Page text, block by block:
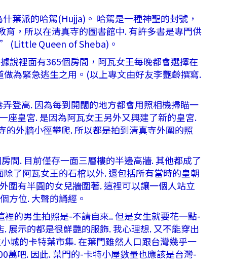
派的哈駕(Hujja)。 哈駕是一種神聖的封號，
，所以在清真寺的圖書館中. 有許多書是專門供
(Little Queen of Sheba)。
裡面有365個房間，阿瓦女王每晚都會選擇在
為緊急逃生之用。(以上專文由好友李艷齡撰寫.
登高. 因為每到開闊的地方都會用照相機掃瞄一
座皇宮. 是因為阿瓦女王另外又興建了新的皇宮.
的外牆小徑攀爬. 所以都是拍到清真寺外圍的照
. 目前僅存一面三層樓的半邊高牆. 其他都成了
了阿瓦女王的石棺以外. 還包括所有當時的皇朝
圍有半圓的女兒牆圍著. 這裡可以讓一個人站立
方位. 大聲的誦經。
的男生拍照是-不請自來.. 但是女生就要花一點-
展示的都是很鮮艷的服飾. 我心理想. 又不能穿出
城的卡特葉市集. 在葉門雖然人口跟台灣幾乎一
萬吧. 因此. 葉門的-卡特小屋數量也應該是台灣-